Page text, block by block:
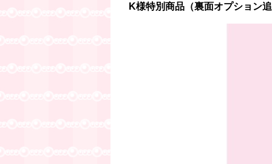
K様特別商品（裏面オプション